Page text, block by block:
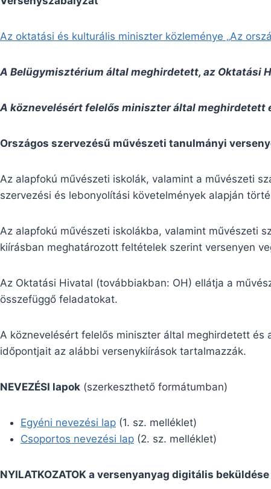
Az oktatási és kulturális miniszter közleménye „Az
A Belügymisztérium által meghirdetett, az Oktatási
A köznevelésért felelős miniszter által
Országos szervezésű művészeti tanulmányi
Az alapfokú művészeti iskolák, valamint a művészeti
szervezési és lebonyolítási követelmények alapján
Az alapfokú művészeti iskolákba, valamint művészeti
kiírásban meghatározott feltételek szerint versenyen
Az Oktatási Hivatal (továbbiakban: OH) ellátja a
összefüggő feladatokat.
A köznevelésért felelős miniszter által meghirdetett
időpontjait az alábbi versenykiírások tartalmazzák.
NEVEZÉSI lapok (szerkeszthető formátumban)
Egyéni nevezési lap (1. sz. melléklet)
Csoportos nevezési lap (2. sz. melléklet)
NYILATKOZATOK a versenyanyag digitális